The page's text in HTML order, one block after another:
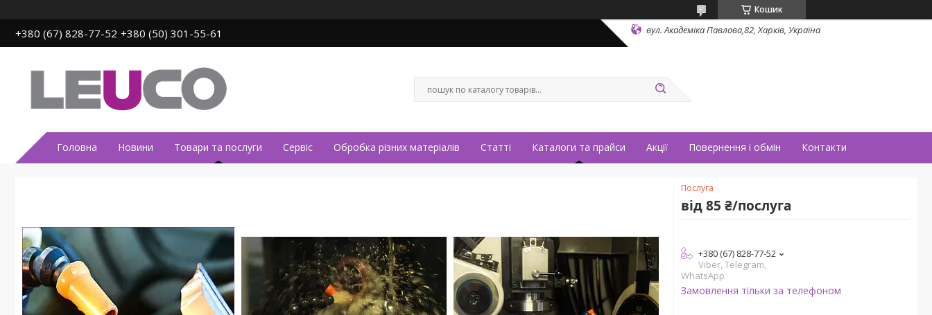
Кошик
+380 (67) 828-77-52 +380 (50) 301-55-61 вул. Академіка Павлова,82, Харків, Україна
Головна Новини Товари та послуги Сервіс Обробка різних матеріалів Статті Каталоги та прайси Акції Повернення і обмін Контакти
Послуга
від85 ₴/послуга
+380 (67) 828-77-52
Viber, Telegram,
WhatsApp
Замовлення тільки за телефоном